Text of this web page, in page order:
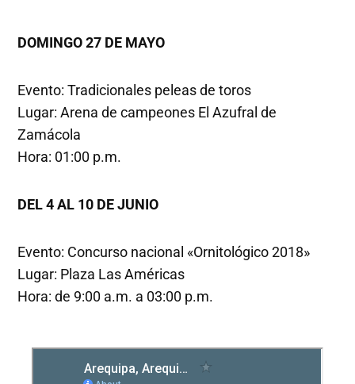
DOMINGO 27 DE MAYO
Evento: Tradicionales peleas de toros
Lugar: Arena de campeones El Azufral de
Zamácola
Hora: 01:00 p.m.
DEL 4 AL 10 DE JUNIO
Evento: Concurso nacional «Ornitológico 2018»
Lugar: Plaza Las Américas
Hora: de 9:00 a.m. a 03:00 p.m.